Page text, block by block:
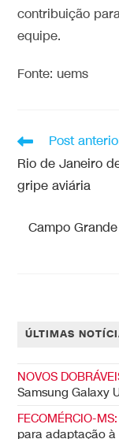
contribuição
equipe.
Fonte: uems
Post
Rio de Janeiro
gripe aviária
Campo
ÚLTIMAS
NOVOS
Samsung Galaxy
FECOMÉRCIO-MS:
para adaptação